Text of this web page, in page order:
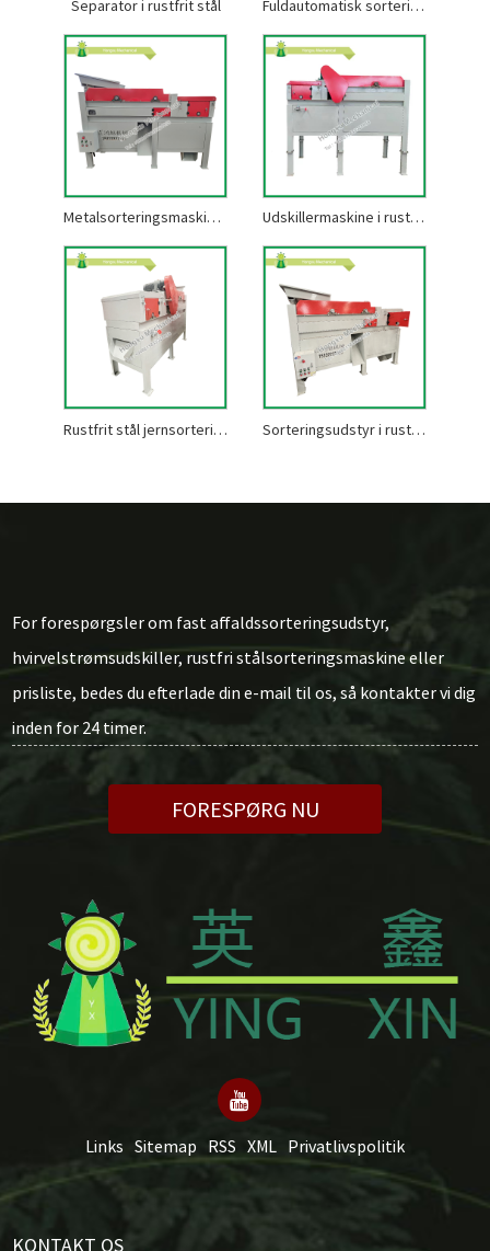
Separator i rustfrit stål Fuldautomatisk sorteringsmaskine i rustfrit stål
Metalsorteringsmaskine i rustfrit stål Udskillermaskine i rustfrit stål
Rustfrit stål jernsorteringsmaskine Sorteringsudstyr i rustfrit stål
For forespørgsler om fast affaldssorteringsudstyr,
hvirvelstrømsudskiller, rustfri stålsorteringsmaskine eller
prisliste, bedes du efterlade din e-mail til os, så kontakter vi dig
inden for 24 timer.
FORESPØRG NU
Links Sitemap RSS XML Privatlivspolitik
KONTAKT OS